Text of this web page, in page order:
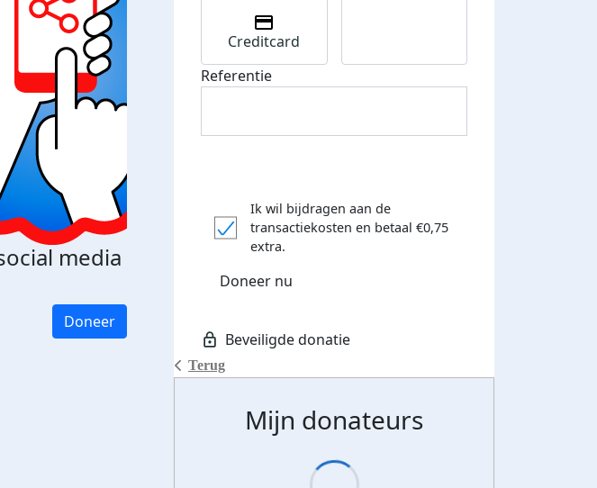
media Donateurs bedankt
Doneer
Terug
Creditcard
Referentie
Ik wil bijdragen aan de
transactiekosten en betaal €0,75
extra.
Doneer nu
Mijn donateurs